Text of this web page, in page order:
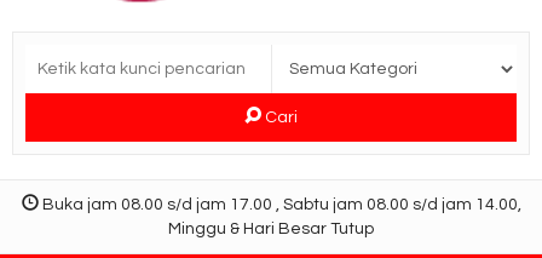
Cari
Buka jam 08.00 s/d jam 17.00 , Sabtu jam 08.00 s/d jam 14.00,
Minggu & Hari Besar Tutup